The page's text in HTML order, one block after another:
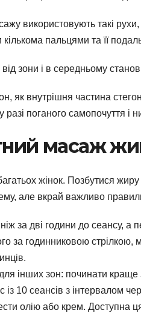
використовують такі
пальцями та її
від зони і в середньому
як внутрішня частина
поганого самопочуття і
масаж
жінок. Позбутися
але вкрай важливо
за дві години до сеансу, а
за годинниковою стрілкою,
інших зон: починати
10 сеансів з інтервалом
олію або крем. Доступна